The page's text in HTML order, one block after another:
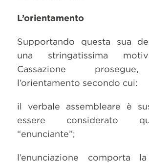
L’orientamento
Supportando questa sua
una stringatissima
Cassazione
l’orientamento secondo cui:
il verbale assembleare è
essere considerato
“enunciante”;
l’enunciazione comporta